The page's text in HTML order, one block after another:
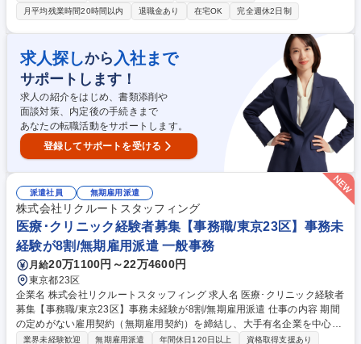
適な職場環境づくりに貢献できる非常にやりがいあるポジションです。 ■
定期健診結果に基づく保健指導・特定保健指導の実施 ■ストレスチェック
運用、メンタルヘルス不調者や休復職者の相談・支援 ■健診データ等の集
計・分析、各種報告資料の作成（Excel・Word使用） ■産業医や医療機
関、社内関係部署との連携・調整 ■健康増進イベントや安全衛生施策の企
画・推進 ※入社後は現場の健康相談からスタートし、徐々に企画等へ幅を
広げられます！ 募集職種 保健師資格者歓迎★SUBARUグループの安定基
盤/土日祝休・年休121日/フレックス
月平均残業時間20時間以内
退職金あり 在宅OK 完全週休2日制
求人探しから 入社まで
サポートします！
求人の紹介をはじめ、書類添削や
面談対策、内定後の手続きまで
あなたの転職活動をサポートします。
登録してサポートを受ける
派遣社員 無期雇用派遣
株式会社リクルートスタッフィング
医療･クリニック経験者募集【事務職/東京23区】事務未
経験が8割/無期雇用派遣 一般事務
月給20万1100円～22万4600円
東京都23区
企業名 株式会社リクルートスタッフィング 求人名 医療･クリニック経験者
募集【事務職/東京23区】事務未経験が8割/無期雇用派遣 仕事の内容 期間
の定めがない雇用契約（無期雇用契約）を締結し、大手有名企業を中心と
した取引先で働く「事務職」です。コールセンター業務はございません◎
業界未経験歓迎 無期雇用派遣 年間休日120日以上
資格取得支援あり